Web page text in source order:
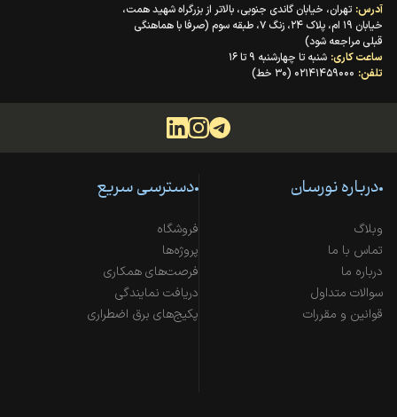
آدرس: تهران، خیابان گاندی جنوبی، بالاتر از بزرگراه شهید همت،
خیابان ۱۹ ام، پلاک ۲۴، زنگ ۷، طبقه سوم (صرفا با هماهنگی
قبلی مراجعه شود)
ساعت کاری: شنبه تا چهارشنبه ۹ تا ۱۶
تلفن: ۰۲۱۴۱۴۵۹۰۰۰ (۳۰ خط)
درباره نورسان
وبلاگ
تماس با ما
درباره ما
سوالات متداول
قوانین و مقررات
دسترسی سریع
فروشگاه
پروژه‌ها
فرصت‌های همکاری
دریافت نمایندگی
پکیج‌های برق اضطراری